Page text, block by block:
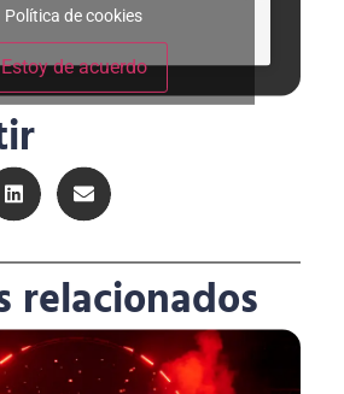
Política de cookies
Estoy de acuerdo
relacionados